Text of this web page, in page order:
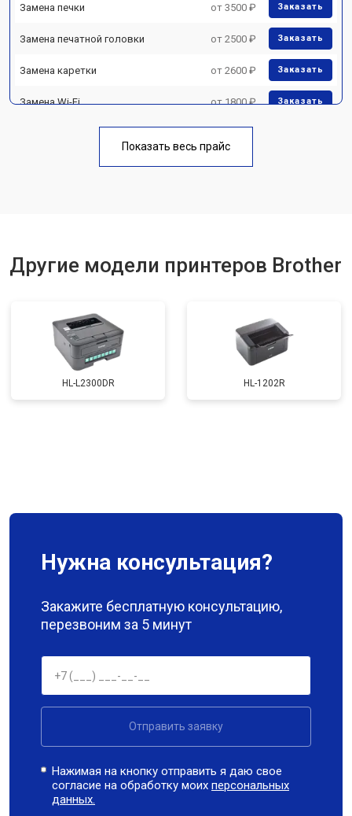
Замена печки от 3500 ₽ Заказать
Замена печатной головки от 2500 ₽ Заказать
Замена каретки от 2600 ₽ Заказать
Замена Wi-Fi от 1800 ₽ Заказать
от 2600 ₽
Показать весь прайс
Другие модели принтеров Brother
HL-L2300DR HL-1202R
Нужна консультация?
Закажите бесплатную консультацию,
перезвоним за 5 минут
Отправить заявку
Нажимая на кнопку отправить я даю свое
согласие на обработку моихперсональных
данных.